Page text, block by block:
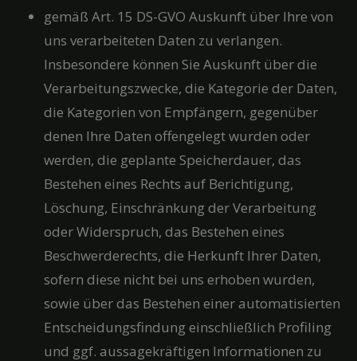
gemäß Art. 15 DS-GVO Auskunft über Ihre von
uns verarbeiteten Daten zu verlangen.
Insbesondere können Sie Auskunft über die
Verarbeitungszwecke, die Kategorie der Daten,
die Kategorien von Empfängern, gegenüber
denen Ihre Daten offengelegt wurden oder
werden, die geplante Speicherdauer, das
Bestehen eines Rechts auf Berichtigung,
Löschung, Einschränkung der Verarbeitung
oder Widerspruch, das Bestehen eines
Beschwerderechts, die Herkunft Ihrer Daten,
sofern diese nicht bei uns erhoben wurden,
sowie über das Bestehen einer automatisierten
Entscheidungsfindung einschließlich Profiling
und ggf. aussagekräftigen Informationen zu